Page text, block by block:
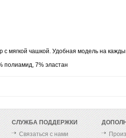
с мягкой чашкой. Удобная модель на
полиамид, 7% эластан
СЛУЖБА ПОДДЕРЖКИ
Связаться с нами